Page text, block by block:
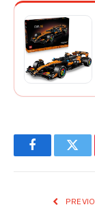
Facebook